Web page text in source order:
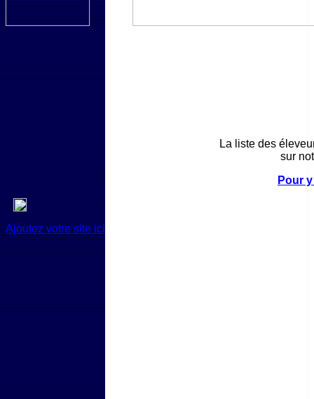
La liste des
sur
Pour
Ajoutez votre site ici